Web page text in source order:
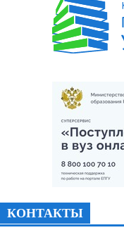
КОНТАКТЫ